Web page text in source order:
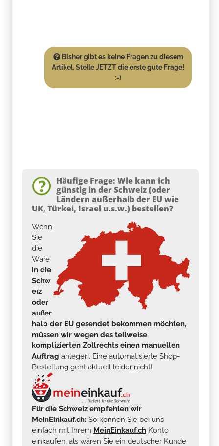
Bisher gibt es keine Fragen zu diesem
Artikel. Stelle JETZT die erste gute Frage!
:-)
Häufige Frage: Wie kann ich
günstig in der Schweiz (oder
Ländern außerhalb der EU wie
UK, Türkei, Israel u.s.w.) bestellen?
Wenn
Sie
die
Ware
in die
Schw
eiz
oder
außer
halb der EU gesendet bekommen möchten,
müssen wir wegen des teilweise
komplizierten Zollrechts einen manuellen
Auftrag anlegen. Eine automatisierte Shop-
Bestellung geht aktuell leider nicht!
Für die Schweiz empfehlen wir
MeinEinkauf.ch: So können Sie bei uns
einfach mit Ihrem MeinEinkauf.ch Konto
einkaufen, als wären Sie ein deutscher Kunde